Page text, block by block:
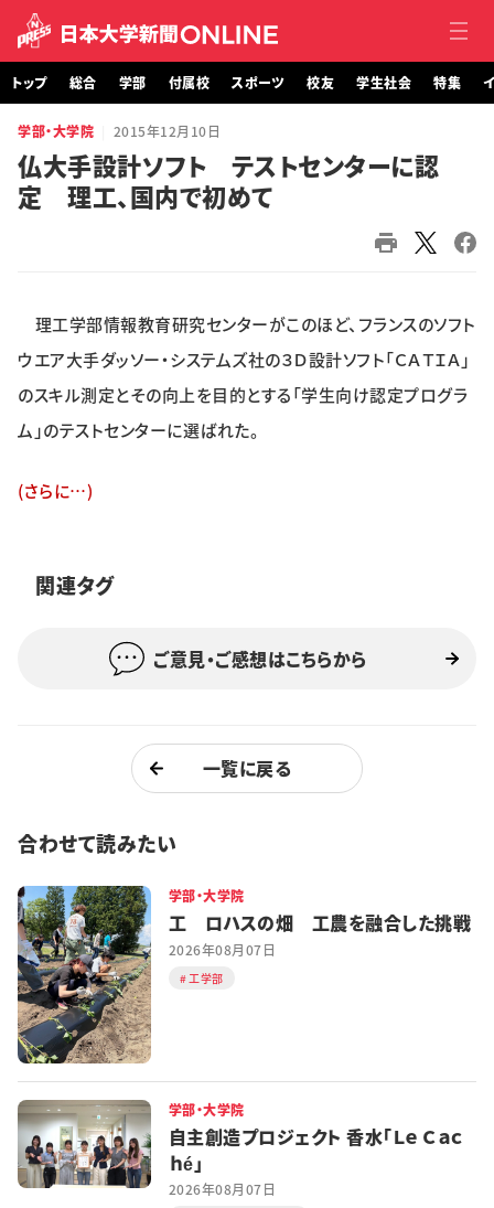
トップ
総合
スポーツ
イベント
購読 日大文芸賞
トップ 総合 学部 付属校 スポーツ 校友 学生社会 特集
学部・大学院 2015年12月10日
仏大手設計ソフト テストセンターに認
定 理工、国内で初めて
理工学部情報教育研究センターがこのほど、フランスのソフト
ウエア大手ダッソー・システムズ社の３Ｄ設計ソフト「ＣＡＴＩＡ」
のスキル測定とその向上を目的とする「学生向け認定プログラ
ム」のテストセンターに選ばれた。
(さらに…)
関連タグ
ご意見・ご感想はこちらから
一覧に戻る
合わせて読みたい
学部・大学院
工 ロハスの畑 工農を融合した挑戦
2026年08月07日
工学部
学部・大学院
自主創造プロジェクト 香水「Ｌｅ Ｃａｃ
ｈé」
2026年08月07日